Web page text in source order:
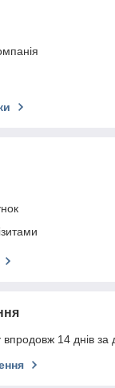
14 днів за